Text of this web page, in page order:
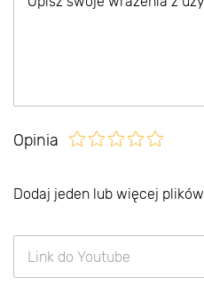
Opinia
Dodaj jeden lub więcej plików